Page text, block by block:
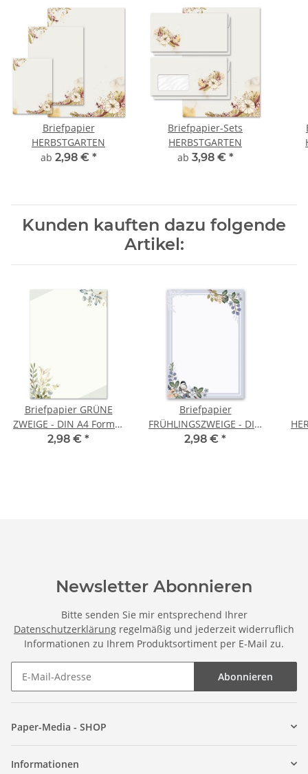
Briefpapier
HERBSTGARTEN
ab 2,98 € *
Briefpapier-Sets
HERBSTGARTEN
ab 3,98 € *
Kunden kauften dazu folgende
Artikel:
Briefpapier GRÜNE
ZWEIGE - DIN A4 Format
20 Blatt
2,98 € *
Briefpapier
FRÜHLINGSZWEIGE - DIN
A4 Format 20 Blatt
2,98 € *
Newsletter Abonnieren
Bitte senden Sie mir entsprechend Ihrer
Datenschutzerklärung regelmäßig und jederzeit widerruflich
Informationen zu Ihrem Produktsortiment per E-Mail zu.
Abonnieren
Paper-Media - SHOP
Informationen